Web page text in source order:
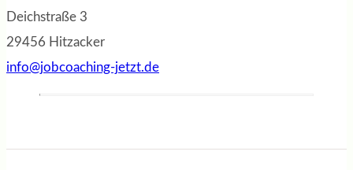
Deichstraße 3
29456 Hitzacker
info@jobcoaching-jetzt.de